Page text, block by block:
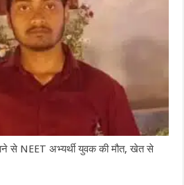
से NEET अभ्यर्थी युवक की मौत, खेत से